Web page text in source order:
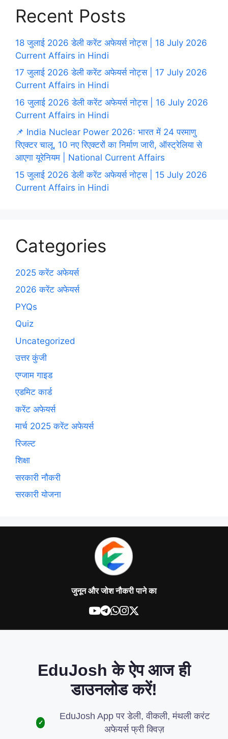
Recent Posts
18 जुलाई 2026 डेली करेंट अफेयर्स नोट्स | 18 July 2026
Current Affairs in Hindi
17 जुलाई 2026 डेली करेंट अफेयर्स नोट्स | 17 July 2026
Current Affairs in Hindi
16 जुलाई 2026 डेली करेंट अफेयर्स नोट्स | 16 July 2026
Current Affairs in Hindi
📌 India Nuclear Power 2026: भारत में 24 परमाणु
रिएक्टर चालू, 10 नए रिएक्टरों का निर्माण जारी, ऑस्ट्रेलिया से
आएगा यूरेनियम | National Current Affairs
15 जुलाई 2026 डेली करेंट अफेयर्स नोट्स | 15 July 2026
Current Affairs in Hindi
Categories
2025 करेंट अफेयर्स
2026 करेंट अफेयर्स
PYQs
Quiz
Uncategorized
उत्तर कुंजी
एग्जाम गाइड
एडमिट कार्ड
करेंट अफेयर्स
मार्च 2025 करेंट अफेयर्स
रिजल्ट
शिक्षा
सरकारी नौकरी
सरकारी योजना
जुनून और जोश नौकरी पाने का
EduJosh के ऐप आज ही
डाउनलोड करें!
✓
EduJosh App पर डेली, वीकली, मंथली करंट
अफेयर्स फ्री क्विज़